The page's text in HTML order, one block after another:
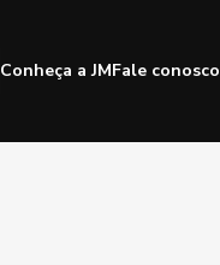
Conheça a JMFale conosco